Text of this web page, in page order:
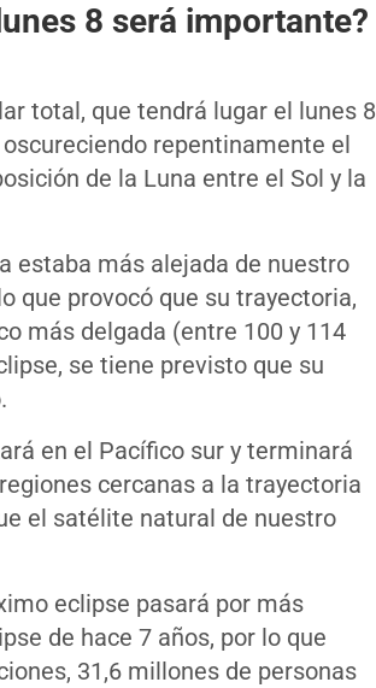
8 será importante?
total, que tendrá lugar el lunes 8
oscureciendo repentinamente el
de la Luna entre el Sol y la
estaba más alejada de nuestro
que provocó que su trayectoria,
más delgada (entre 100 y 114
se tiene previsto que su
en el Pacífico sur y terminará
cercanas a la trayectoria
el satélite natural de nuestro
eclipse pasará por más
de hace 7 años, por lo que
31,6 millones de personas